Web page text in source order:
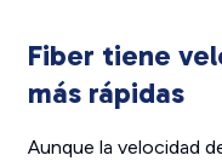
Fiber tiene
más rápidas
Aunque la velocidad